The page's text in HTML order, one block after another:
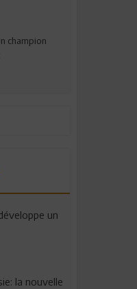
champion
un
la nouvelle